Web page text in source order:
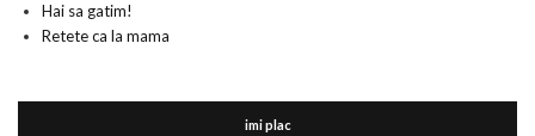
Hai sa gatim!
Retete ca la mama
imi plac